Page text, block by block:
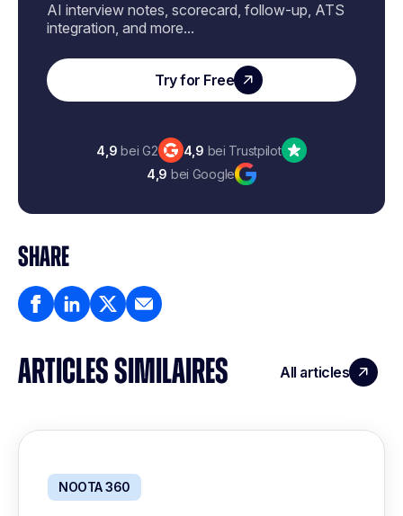
AI interview notes, scorecard, follow-up, ATS
integration, and more...
Try for Free
4,9 bei G2 4,9 bei Trustpilot
4,9 bei Google
SHARE
ARTICLES SIMILAIRES All articles
NOOTA 360